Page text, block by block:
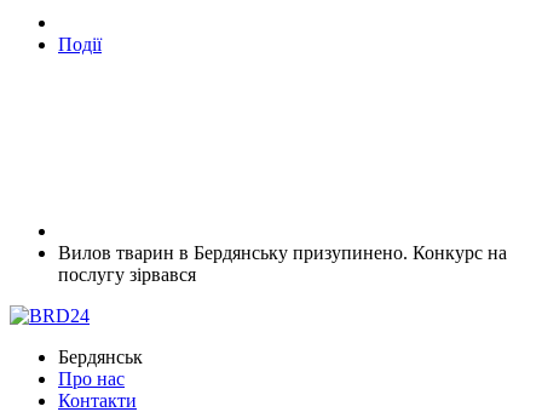
Події
Вилов тварин в Бердянську призупинено. Конкурс на
послугу зірвався
Бердянськ
Про нас
Контакти